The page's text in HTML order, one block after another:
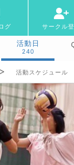
グ サークル
活動日
240
活動スケジュール